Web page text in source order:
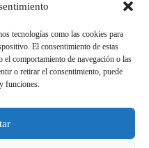
tecnologías como las cookies para
El consentimiento de estas
el comportamiento de navegación o las
o retirar el consentimiento, puede
funciones.